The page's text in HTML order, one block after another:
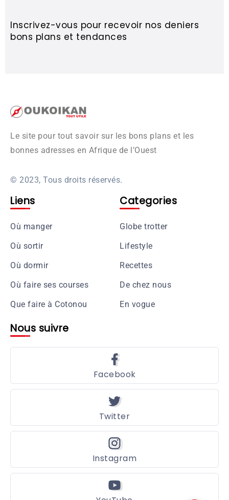
Inscrivez-vous pour recevoir nos deniers
bons plans et tendances
Le site pour tout savoir sur les bons plans et les
bonnes adresses en Afrique de l’Ouest
© 2023, Tous droits réservés.
Liens
Où manger
Où sortir
Où dormir
Où faire ses courses
Que faire à Cotonou
Categories
Globe trotter
Lifestyle
Recettes
De chez nous
En vogue
Nous suivre
Facebook
Twitter
Instagram